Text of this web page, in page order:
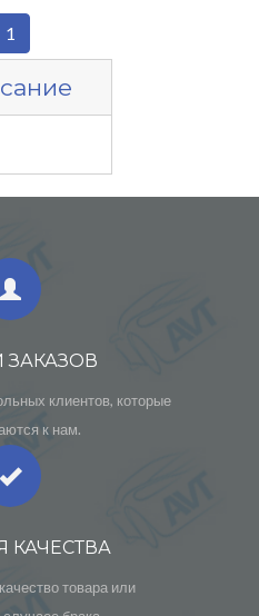
1
ЗАКАЗОВ
клиентов, которые
к нам.
КАЧЕСТВА
товара или